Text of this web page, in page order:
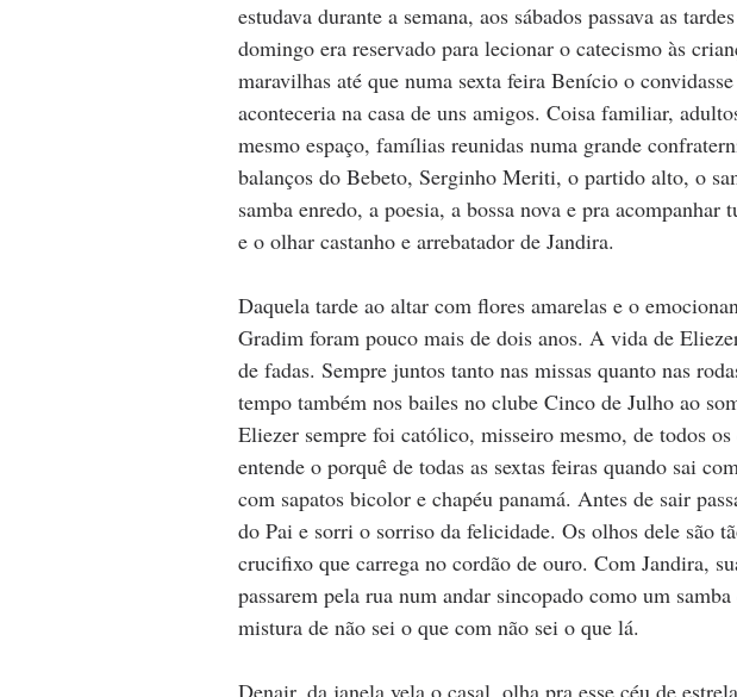
estudava durante a semana, aos sábados passava as
domingo era reservado para lecionar o catecismo às
maravilhas até que numa sexta feira Benício o
aconteceria na casa de uns amigos. Coisa familiar,
mesmo espaço, famílias reunidas numa grande
balanços do Bebeto, Serginho Meriti, o partido alto, o
samba enredo, a poesia, a bossa nova e pra
e o olhar castanho e arrebatador de Jandira.
Daquela tarde ao altar com flores amarelas e o
Gradim foram pouco mais de dois anos. A vida de
de fadas. Sempre juntos tanto nas missas quanto nas
tempo também nos bailes no clube Cinco de Julho ao
Eliezer sempre foi católico, misseiro mesmo, de todos
entende o porquê de todas as sextas feiras quando sai
com sapatos bicolor e chapéu panamá. Antes de sair
do Pai e sorri o sorriso da felicidade. Os olhos dele são
crucifixo que carrega no cordão de ouro. Com Jandira,
passarem pela rua num andar sincopado como um
mistura de não sei o que com não sei o que lá.
Denair, da janela vela o casal, olha pra esse céu de